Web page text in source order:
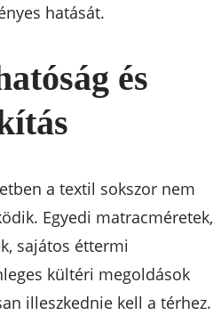
hatását.
és
a textil sokszor nem
Egyedi matracméretek,
sajátos éttermi
kültéri megoldások
illeszkednie kell a térhez.